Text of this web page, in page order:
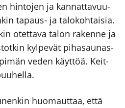
hin­to­jen ja kan­nat­ta­vuu­
tapaus- ja talo­koh­tai­sia.
otet­ta­va talon raken­ne ja
kyl­pe­vät piha­sau­nas­
veden käyt­töä. Keit­
huo­maut­taa, että